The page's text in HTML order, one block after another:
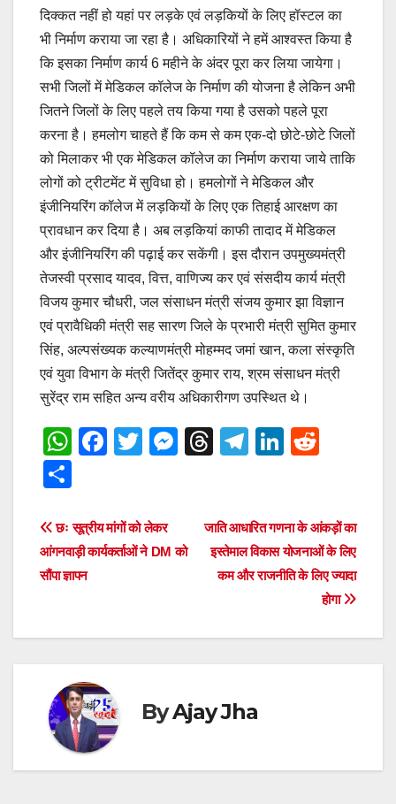
दिक्कत नहीं हो यहां पर लड़के एवं लड़कियों के लिए हॉस्टल का
भी निर्माण कराया जा रहा है। अधिकारियों ने हमें आश्वस्त किया है
कि इसका निर्माण कार्य 6 महीने के अंदर पूरा कर लिया जायेगा।
सभी जिलों में मेडिकल कॉलेज के निर्माण की योजना है लेकिन अभी
जितने जिलों के लिए पहले तय किया गया है उसको पहले पूरा
करना है। हमलोग चाहते हैं कि कम से कम एक-दो छोटे-छोटे जिलों
को मिलाकर भी एक मेडिकल कॉलेज का निर्माण कराया जाये ताकि
लोगों को ट्रीटमेंट में सुविधा हो। हमलोगों ने मेडिकल और
इंजीनियरिंग कॉलेज में लड़कियों के लिए एक तिहाई आरक्षण का
प्रावधान कर दिया है। अब लड़कियां काफी तादाद में मेडिकल
और इंजीनियरिंग की पढ़ाई कर सकेंगी। इस दौरान उपमुख्यमंत्री
तेजस्वी प्रसाद यादव, वित्त, वाणिज्य कर एवं संसदीय कार्य मंत्री
विजय कुमार चौधरी, जल संसाधन मंत्री संजय कुमार झा विज्ञान
एवं प्रावैधिकी मंत्री सह सारण जिले के प्रभारी मंत्री सुमित कुमार
सिंह, अल्पसंख्यक कल्याणमंत्री मोहम्मद जमां खान, कला संस्कृति
एवं युवा विभाग के मंत्री जितेंद्र कुमार राय, श्रम संसाधन मंत्री
सुरेंद्र राम सहित अन्य वरीय अधिकारीगण उपस्थित थे।
W
s
A
p
F
e
b
k
T
er
M
n
T
a
d
s
T
gr
a
m
Li
e
dI
n
di
t
ar
e
Post
navigation
जाति आधारित गणना के आंकड़ों का
इस्‍तेमाल विकास योजनाओं के लिए
कम और राजनीति के लिए ज्‍यादा
होगा
छः सूत्रीय मांगों को लेकर
आंगनवाड़ी कार्यकर्ताओं ने DM को
सौंपा ज्ञापन
ByAjay Jha